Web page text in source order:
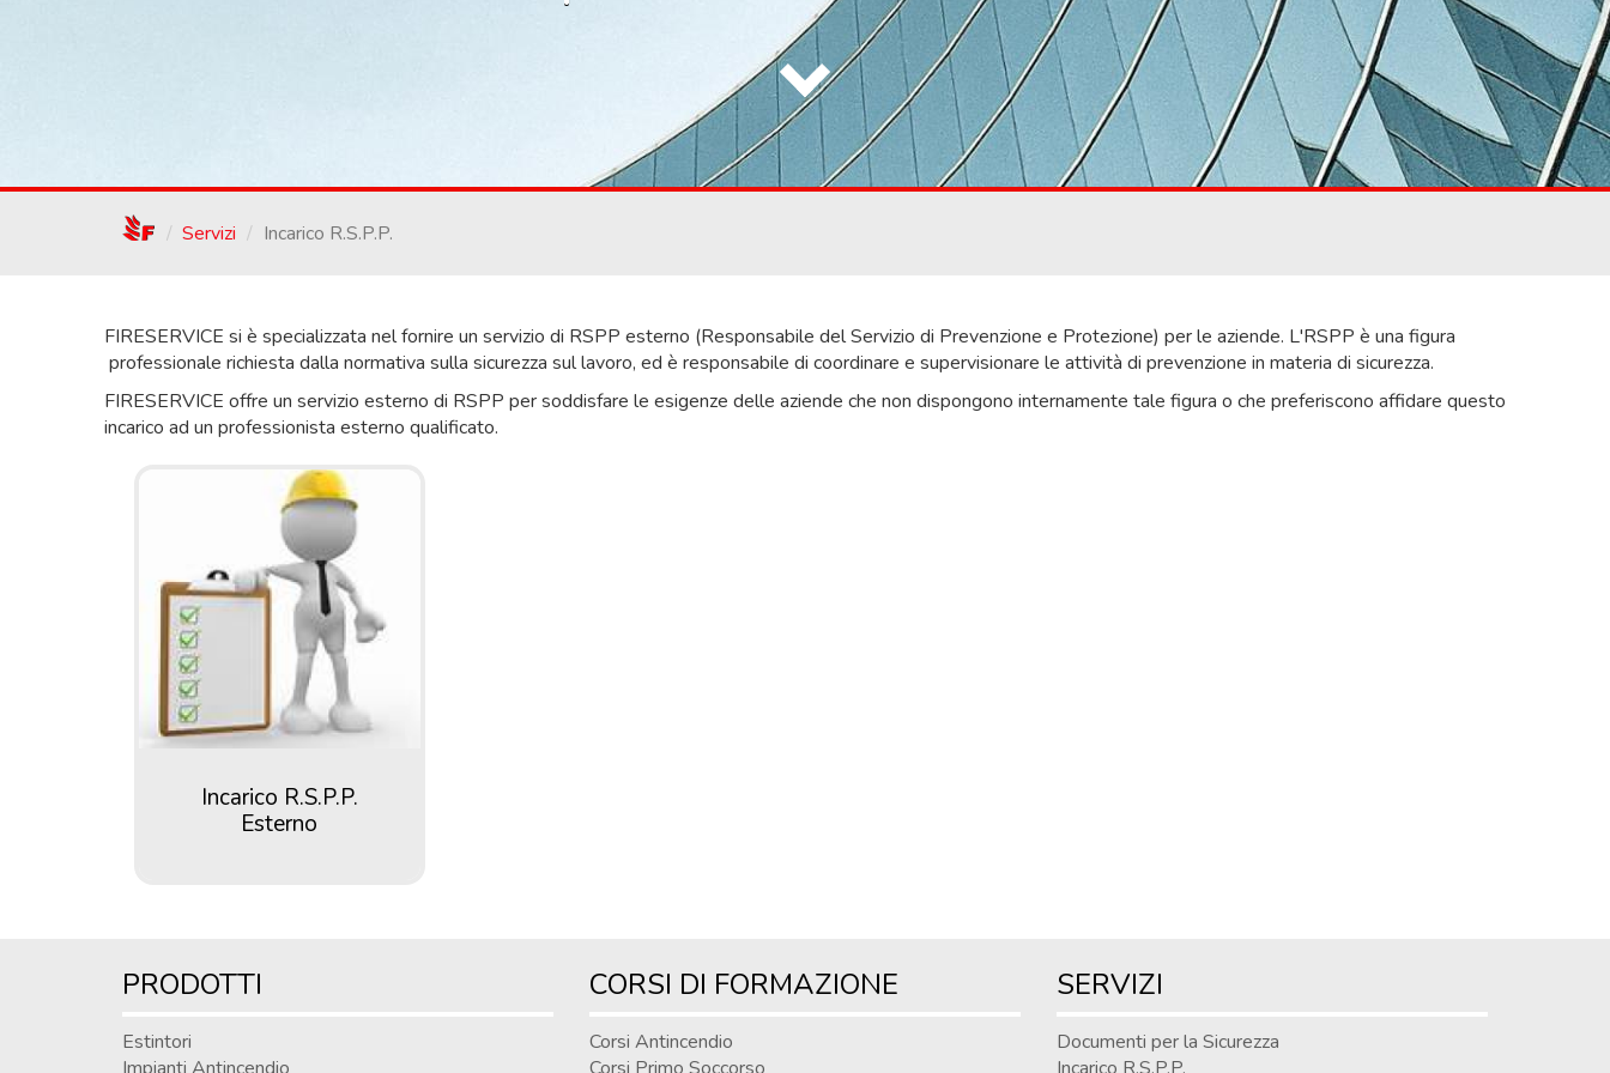
/ Servizi Incarico R.S.P.P.
FIRESERVICE si è specializzata nel fornire un servizio di RSPP esterno (Responsabile del Servizio di Prevenzione e Protezione) per le aziende. L'RSPP è una figura
professionale richiesta dalla normativa sulla sicurezza sul lavoro, ed è responsabile di coordinare e supervisionare le attività di prevenzione in materia di sicurezza.
FIRESERVICE offre un servizio esterno di RSPP per soddisfare le esigenze delle aziende che non dispongono internamente tale figura o che preferiscono affidare questo
incarico ad un professionista esterno qualificato.
Incarico R.S.P.P.
Esterno
PRODOTTI
Estintori
CORSI DI FORMAZIONE
Corsi Antincendio
SERVIZI
Documenti per la Sicurezza